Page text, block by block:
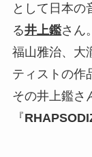
として日本の
る井上鑑さん。
福山雅治、大
ティストの作
その井上鑑さ
『